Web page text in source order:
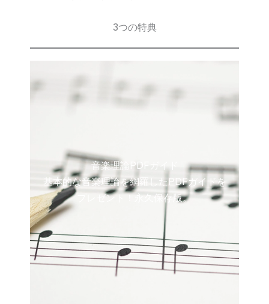
3つの特典
音楽理論PDFガイド
基本的な音楽理論を網羅したPDFガイドを
プレゼント！永久保存版。